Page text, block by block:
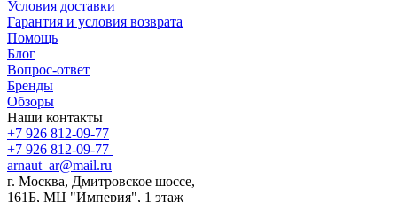
Условия доставки
Гарантия и условия возврата
Помощь
Блог
Вопрос-ответ
Бренды
Обзоры
Наши контакты
+7 926 812-09-77
+7 926 812-09-77
arnaut_ar@mail.ru
г. Москва, Дмитровское шоссе,
161Б, МЦ "Империя", 1 этаж